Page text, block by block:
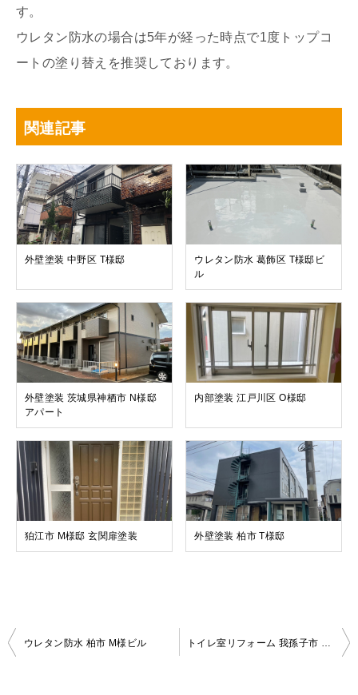
す。
ウレタン防水の場合は5年が経った時点で1度トップコ
ートの塗り替えを推奨しております。
関連記事
外壁塗装 中野区 T様邸
ウレタン防水 葛飾区 T様邸ビ
ル
外壁塗装 茨城県神栖市 N様邸
アパート
内部塗装 江戸川区 O様邸
狛江市 M様邸 玄関扉塗装 外壁塗装 柏市 T様邸
投
ウレタン防水 柏市 M様ビル トイレ室リフォーム 我孫子市 S様邸